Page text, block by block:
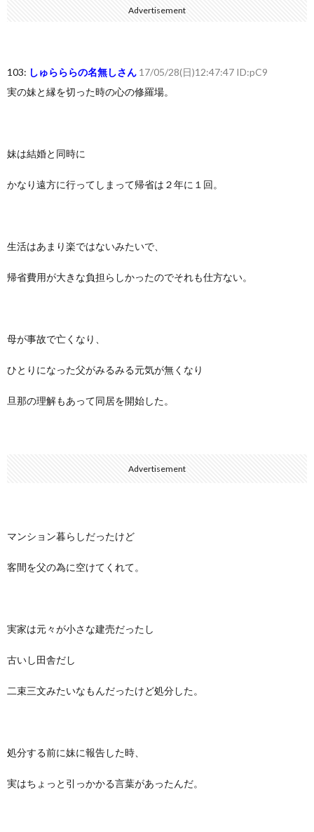
娘の誕生日に焼肉に向かう途中で、地味な女性がDQNに胸倉をつ...
いきなり円高 (7/30)
Advertisement
103: しゅらららの名無しさん 17/05/28(日)12:47:47 ID:pC9
実の妹と縁を切った時の心の修羅場。
妹は結婚と同時に
かなり遠方に行ってしまって帰省は２年に１回。
生活はあまり楽ではないみたいで、
帰省費用が大きな負担らしかったのでそれも仕方ない。
母が事故で亡くなり、
ひとりになった父がみるみる元気が無くなり
旦那の理解もあって同居を開始した。
Advertisement
マンション暮らしだったけど
客間を父の為に空けてくれて。
実家は元々が小さな建売だったし
古いし田舎だし
二束三文みたいなもんだったけど処分した。
処分する前に妹に報告した時、
実はちょっと引っかかる言葉があったんだ。